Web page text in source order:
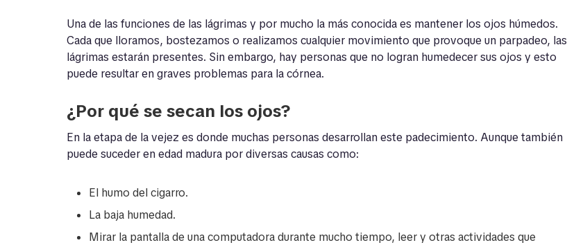
Una de las funciones de las lágrimas y por mucho la más conocida es mantener los ojos húmedos.
Cada que lloramos, bostezamos o realizamos cualquier movimiento que provoque un parpadeo, las
lágrimas estarán presentes. Sin embargo, hay personas que no logran humedecer sus ojos y esto
puede resultar en graves problemas para la córnea.
¿Por qué se secan los ojos?
En la etapa de la vejez es donde muchas personas desarrollan este padecimiento. Aunque también
puede suceder en edad madura por diversas causas como:
El humo del cigarro.
La baja humedad.
Mirar la pantalla de una computadora durante mucho tiempo, leer y otras actividades que